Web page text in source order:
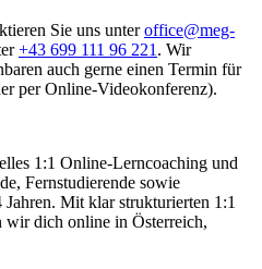
Sie uns unteroffice@meg-
+43 699 111 96 221 . Wir
auch gerne einen Termin für
per Online-Videokonferenz).
1:1 Online-Lerncoaching und
Fernstudierende sowie
Mit klar strukturierten 1:1
wir dich online in Österreich,